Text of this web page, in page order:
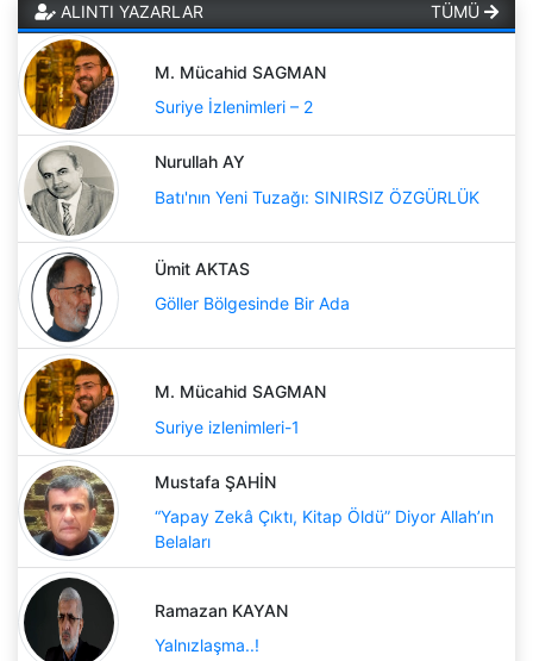
ALINTI YAZARLAR TÜMÜ
M. Mücahid SAGMAN
Suriye İzlenimleri – 2
Nurullah AY
Batı'nın Yeni Tuzağı: SINIRSIZ ÖZGÜRLÜK
Ümit AKTAS
Göller Bölgesinde Bir Ada
M. Mücahid SAGMAN
Suriye izlenimleri-1
Mustafa ŞAHİN
“Yapay Zekâ Çıktı, Kitap Öldü” Diyor Allah’ın
Belaları
Ramazan KAYAN
Yalnızlaşma..!